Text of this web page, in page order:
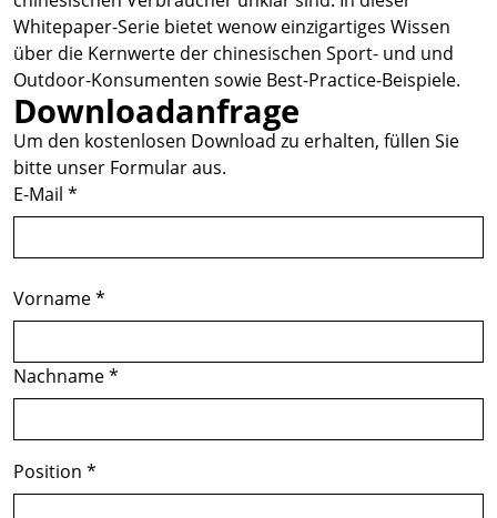
Whitepaper-Serie bietet wenow einzigartiges Wissen
über die Kernwerte der chinesischen Sport- und und
Outdoor-Konsumenten sowie Best-Practice-Beispiele.
Downloadanfrage
Um den kostenlosen Download zu erhalten, füllen Sie
bitte unser Formular aus.
E-Mail
Name
Vorname
Nachname
Position